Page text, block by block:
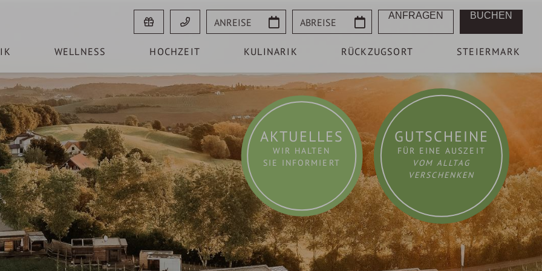
Anreise Abreise ANFRAGEN BUCHEN
WELLNESS HOCHZEIT KULINARIK RÜCKZUGSORT STEIERMARK
GUTSCHEINE
FÜR EINE AUSZEIT
VOM ALLTAG
VERSCHENKEN
AKTUELLES
WIR HALTEN
SIE INFORMIERT